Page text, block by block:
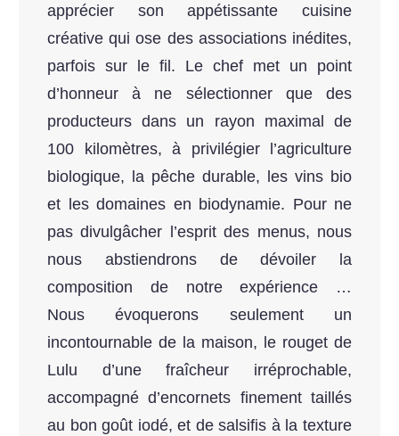
apprécier son appétissante cuisine
créative qui ose des associations inédites,
parfois sur le fil. Le chef met un point
d’honneur à ne sélectionner que des
producteurs dans un rayon maximal de
100 kilomètres, à privilégier l’agriculture
biologique, la pêche durable, les vins bio
et les domaines en biodynamie. Pour ne
pas divulgâcher l’esprit des menus, nous
nous abstiendrons de dévoiler la
composition de notre expérience …
Nous évoquerons seulement un
incontournable de la maison, le rouget de
Lulu d’une fraîcheur irréprochable,
accompagné d’encornets finement taillés
au bon goût iodé, et de salsifis à la texture